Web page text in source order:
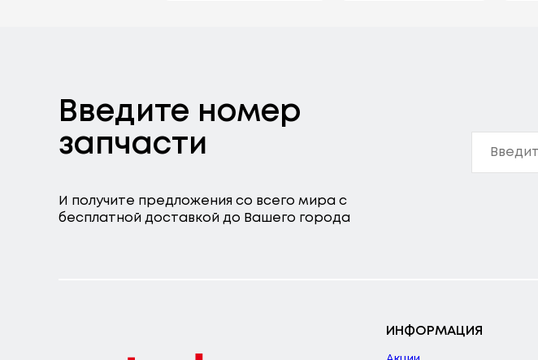
Введите номер
запчасти
И получите предложения со всего мира с
бесплатной доставкой до Вашего города
ИНФОРМАЦИЯ